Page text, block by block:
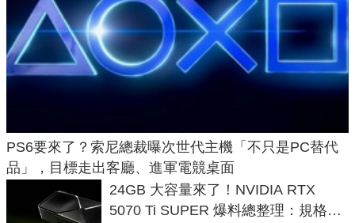
PS6要來了？索尼總裁曝次世代主機「不只是PC替代
品」，目標走出客廳、進軍電競桌面
24GB 大容量來了！NVIDIA RTX
5070 Ti SUPER 爆料總整理：規格、